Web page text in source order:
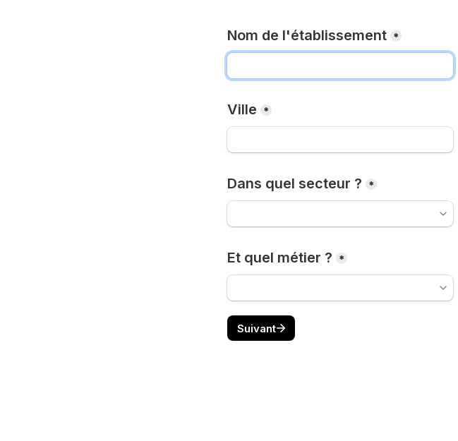
Nom de l'établissement *
Ville *
Dans quel secteur ? *
Et quel métier ? *
Suivant